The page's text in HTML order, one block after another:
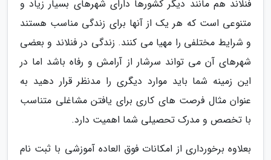
فنلاند هم مانند دیگر کشورها دارای شهرهای بسیار زیاد و
متنوعی است که هر یک از آنها برای زندگی مناسب هستند
و شرایط مختلفی را مهیا می کنند. زندگی در فنلاند و بعضی
شهرهای آن می تواند سرشار از آرامش و رفاه باشد اما در
این زمینه شما باید موارد دیگری را مدنظر قرار دهید به
عنوان مثال فرصت های کاری برای یافتن مشاغلی متناسب
با تخصص و مدرک تحصیلی شما اهمیت دارد.
بعلاوه برخورداری از امکانات فوق العاده آموزشی با ثبت نام